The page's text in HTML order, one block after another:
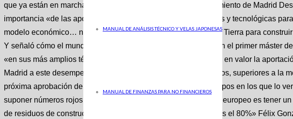
MANUAL DE ANÁLISIS TÉCNICO Y VELAS JAPONESAS
MANUAL DE FINANZAS PARA NO FINANCIEROS
que ya están en marcha, ya licitadas» Borja Carabante Ayuntamiento de Madrid
importancia «de las aportaciones político-regulatorias, culturales y tecnológicas
modelo económico… no existen los suficientes materiales en la Tierra para
Y señaló cómo el mundo académico ya cuenta, por ejemplo, con el primer máster
«en sus más amplios términos». En el caso de Carabante, puso en valor la
Madrid a este desempeño sostenible, «desde nuestros resultados, superiores a la
próxima aprobación de nuestra Estrategia de Residuos, en tiempos en los que lo
suponer números rojos para nuestra economía». «Si el objetivo europeo es tener
de residuos de construcción en 2030, en Acciona ya alcanzamos el 80%» Félix